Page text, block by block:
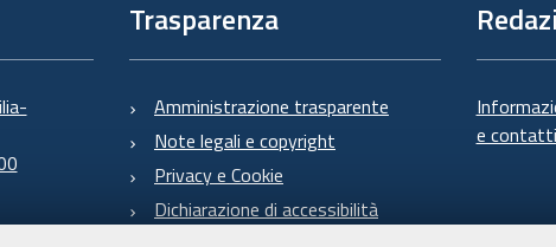
Trasparenza
Amministrazione trasparente
Note legali e copyright
Privacy e Cookie
Dichiarazione di accessibilità
e contatti